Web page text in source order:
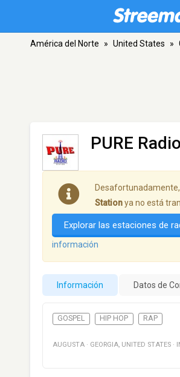
América del Norte » United States »
PURE
Desafortunadamente,
Stationya no está
Explorar las estaciones de
información
Información Datos de
GOSPEL HIP HOP RAP
AUGUSTA · GEORGIA, UNITED STATES ·